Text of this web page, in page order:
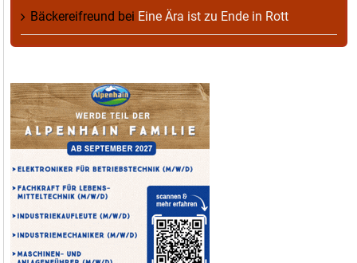
Bäckereifreund bei Eine Ära ist zu Ende in Rott